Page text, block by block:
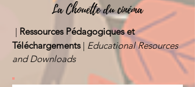
| Ressources Pédagogiques et
Téléchargements | Educational Resources
and Downloads